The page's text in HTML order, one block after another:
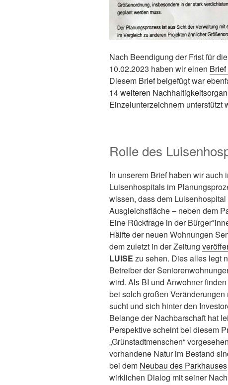
Nach Beendigung der Frist für
10.02.2023 haben wir einen
Diesem Brief beigefügt war
14 weiteren
Einzelunterzeichnern unterstützt
Rolle des
In unserem Brief haben wir
Luisenhospitals im
wissen, dass dem
Ausgleichsfläche – neben dem
Eine Rückfrage in der
Hälfte der neuen Wohnungen
dem zuletzt in der Zeitung
LUISE zu sehen. Dies alles legt
Betreiber der
wird. Als BI und Anwohner
bei solch großen
sucht und sich hinter den
Belange der Nachbarschaft hat
Perspektive scheint bei diesem
„Grünstadtmenschen“
vorhandene Natur im Bestand
bei dem Neubau des Parkhauses
wirklichen Dialog mit seiner